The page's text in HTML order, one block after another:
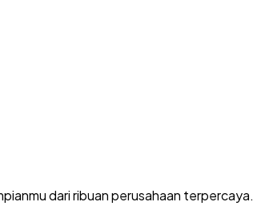
dari ribuan perusahaan terpercaya.